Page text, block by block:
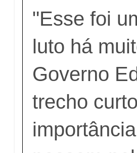
"Esse foi
luto há
Governo
trecho